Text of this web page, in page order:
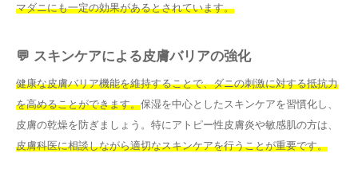
マダニにも一定の効果があるとされています。
💬 スキンケアによる皮膚バリアの強化
健康な皮膚バリア機能を維持することで、ダニの刺激に対する抵抗力
を高めることができます。保湿を中心としたスキンケアを習慣化し、
皮膚の乾燥を防ぎましょう。特にアトピー性皮膚炎や敏感肌の方は、
皮膚科医に相談しながら適切なスキンケアを行うことが重要です。